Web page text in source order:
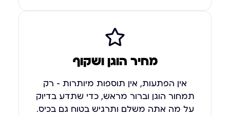
מחיר הוגן ושקוף
אין הפתעות, אין תוספות מיותרות – רק
תמחור הוגן וברור מראש, כדי שתדע בדיוק
על מה אתה משלם ותרגיש בטוח גם בכיס.